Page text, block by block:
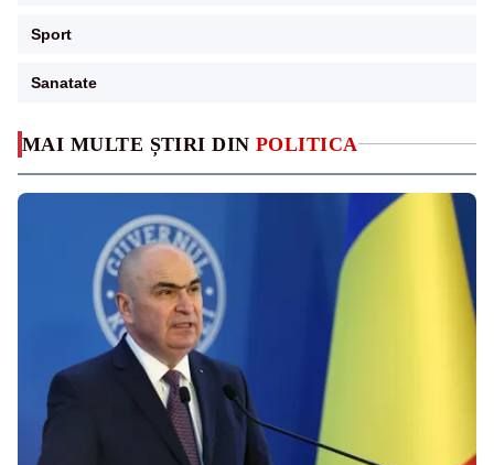
MAI MULTE ȘTIRI DIN POLITICA
Sport
Sanatate